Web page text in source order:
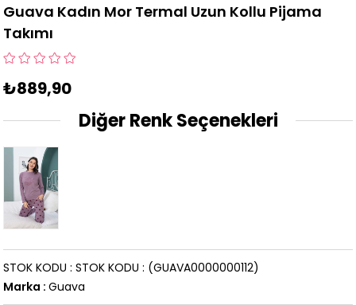
Guava Kadın Mor Termal Uzun Kollu Pijama
Takımı
₺889,90
Diğer Renk Seçenekleri
(GUAVA0000000112)
STOK KODU
STOK KODU
Marka : Guava